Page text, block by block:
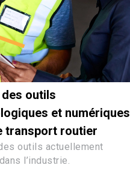
outils
et numériques
transport routier
outils actuellement
l’industrie.